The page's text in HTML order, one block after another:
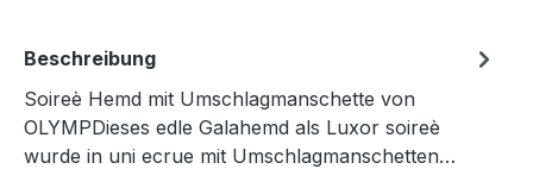
Beschreibung
Soireè Hemd mit Umschlagmanschette von
OLYMPDieses edle Galahemd als Luxor soireè
wurde in uni ecrue mit Umschlagmanschetten…